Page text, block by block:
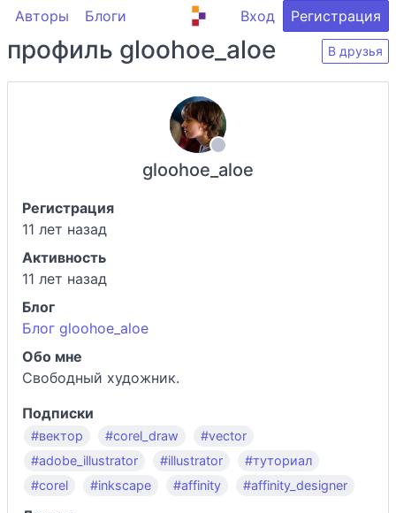
Авторы Блоги Вход Регистрация
профиль gloohoe_aloe В друзья
gloohoe_aloe
Регистрация
11 лет назад
Активность
11 лет назад
Блог
Блог gloohoe_aloe
Обо мне
Свободный художник.
Подписки
#вектор #corel_draw
#vector
#adobe_illustrator
#illustrator
#туториал
#corel
#inkscape #affinity #affinity_designer